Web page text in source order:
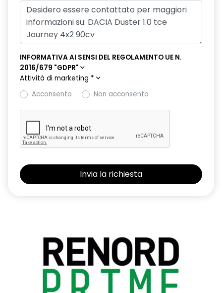
INFORMATIVA AI SENSI DEL REGOLAMENTO UE N.
2016/679 "GDPR"
Attività di marketing *
Acconsento
Non acconsento